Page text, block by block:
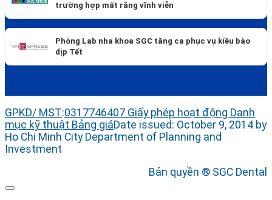
trường hợp mất răng vĩnh viễn
Phòng Lab nha khoa SGC tăng ca phục vụ kiều bào
dịp Tết
GPKD/ MST:0317746407 Giấy phép hoạt động Danh
mục kỹ thuật Bảng giáDate issued: October 9, 2014 by
Ho Chi Minh City Department of Planning and
Investment
Bản quyền ® SGC Dental